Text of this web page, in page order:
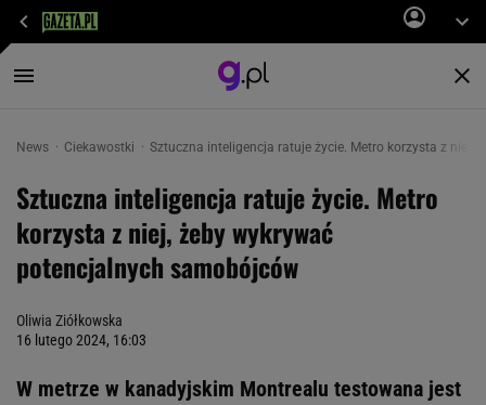
News Ciekawostki Sztuczna inteligencja ratuje życie. Metro korzysta z niej,
Sztuczna inteligencja ratuje życie. Metro
korzysta z niej, żeby wykrywać
potencjalnych samobójców
Oliwia Ziółkowska
16 lutego 2024, 16:03
W metrze w kanadyjskim Montrealu testowana jest